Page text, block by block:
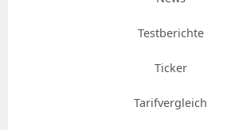
Testberichte
Ticker
Tarifvergleich